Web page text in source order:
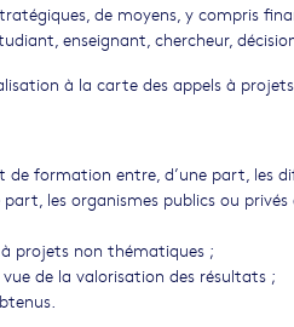
de moyens, y compris
enseignant, chercheur,
à la carte des appels à
formation entre, d’une part, les
les organismes publics ou
projets non thématiques ;
de la valorisation des résultats ;